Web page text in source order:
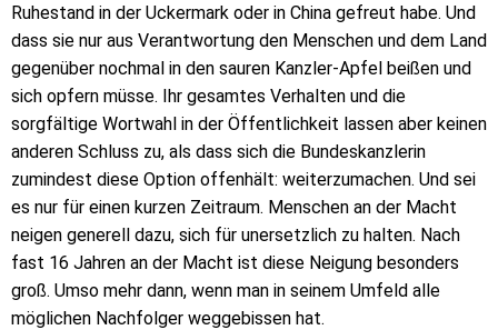
Ruhestand in der Uckermark oder in China gefreut habe. Und
dass sie nur aus Verantwortung den Menschen und dem Land
gegenüber nochmal in den sauren Kanzler-Apfel beißen und
sich opfern müsse. Ihr gesamtes Verhalten und die
sorgfältige Wortwahl in der Öffentlichkeit lassen aber keinen
anderen Schluss zu, als dass sich die Bundeskanzlerin
zumindest diese Option offenhält: weiterzumachen. Und sei
es nur für einen kurzen Zeitraum. Menschen an der Macht
neigen generell dazu, sich für unersetzlich zu halten. Nach
fast 16 Jahren an der Macht ist diese Neigung besonders
groß. Umso mehr dann, wenn man in seinem Umfeld alle
möglichen Nachfolger weggebissen hat.